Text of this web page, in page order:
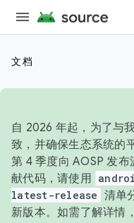
文档
自 2026 年起，为了与
致，并确保生态系统的
第 4 季度向 AOSP 发
献代码，请使用
latest-release 清单
新版本。如需了解详情